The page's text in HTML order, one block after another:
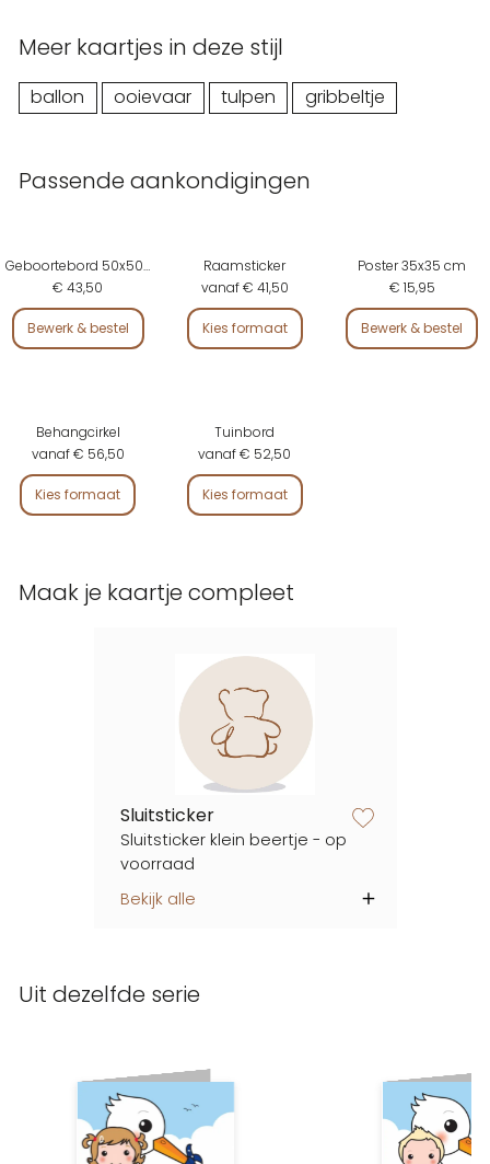
Meer kaartjes in deze stijl
ballon ooievaar tulpen gribbeltje
Maak je kaartje compleet
Sluitsticker
Sluitsticker klein beertje - op
voorraad
Bekijk alle
Passende aankondigingen
Geboortebord 50x50 cm
€ 43,50
Bewerk & bestel
Raamsticker
vanaf € 41,50
Kies formaat
Poster 35x35 cm
€ 15,95
Bewerk & bestel
Behangcirkel
vanaf € 56,50
Kies formaat
Tuinbord
vanaf € 52,50
Kies formaat
Uit dezelfde serie